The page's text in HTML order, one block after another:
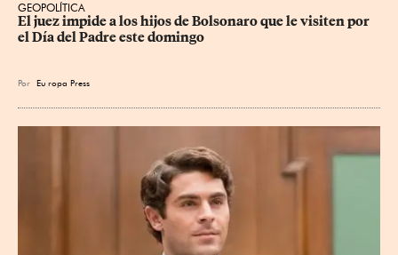
GEOPOLÍTICA
El juez impide a los hijos de Bolsonaro que le visiten por
el Día del Padre este domingo
Por Eu ropa Press